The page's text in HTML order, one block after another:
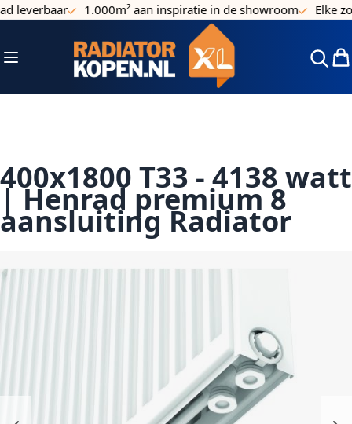
Ga naar de inhoud1.000m² aan inspiratie in de showroom Elke
Toggle Nav
400x1800 T33 - 4138 watt
| Henrad premium 8
aansluiting Radiator